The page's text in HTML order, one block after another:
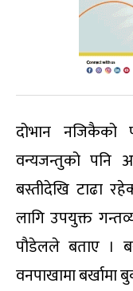
दोभान नजिकैको
वन्यजन्तुको पनि
बस्तीदेखि टाढा
लागि उपयुक्त
पौडेलले बताए ।
वनपाखामा